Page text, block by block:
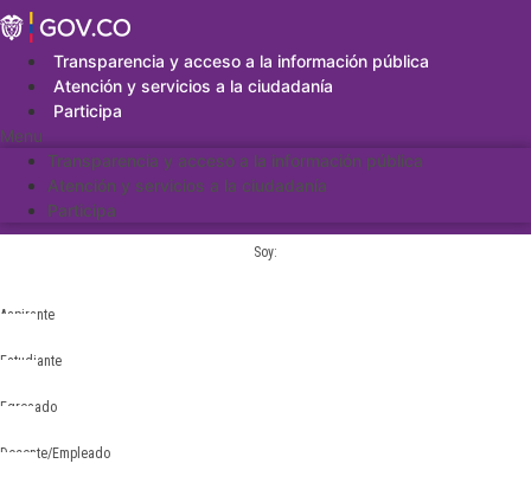
Saltar
al
contenidoTransparencia y acceso a la información pública
Atención y servicios a la ciudadanía
Participa
Menu
Transparencia y acceso a la información pública
Atención y servicios a la ciudadanía
Participa
Soy:
Aspirante
Estudiante
Egresado
Docente/Empleado